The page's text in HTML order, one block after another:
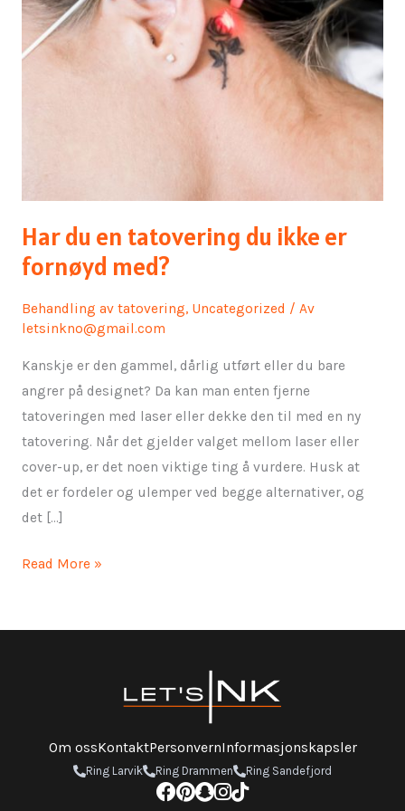
Har du en tatovering du ikke er
fornøyd med?
Behandling av tatovering, Uncategorized / Av
letsinkno@gmail.com
Kanskje er den gammel, dårlig utført eller du bare
angrer på designet? Da kan man enten fjerne
tatoveringen med laser eller dekke den til med en ny
tatovering. Når det gjelder valget mellom laser eller
cover-up, er det noen viktige ting å vurdere. Husk at
det er fordeler og ulemper ved begge alternativer, og
det […]
fornøyd
med?
Read More »
Om ossKontaktPersonvernInformasjonskapsler
Ring Larvik Ring Drammen Ring Sandefjord